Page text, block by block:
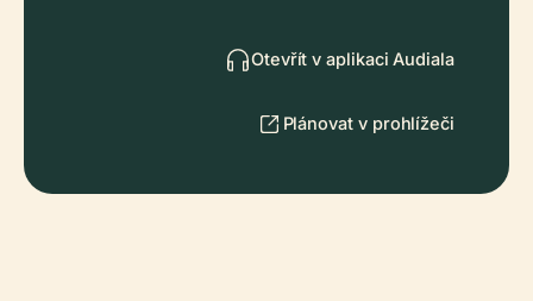
Otevřít v aplikaci Audiala
Plánovat v prohlížeči